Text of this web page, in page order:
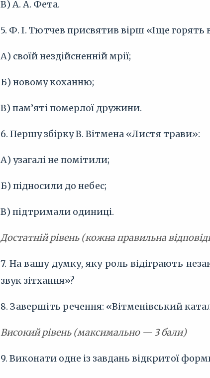
В) А. А. Фета.
5. Ф. І. Тютчев присвятив вірш «Іще горять
А) своїй нездійсненній мрії;
Б) новому коханню;
В) пам’яті померлої дружини.
6. Першу збірку В. Вітмена «Листя трави»:
А) узагалі не помітили;
Б) підносили до небес;
В) підтримали одиниці.
Достатній рівень (кожна правильна
7. На вашу думку, яку роль відіграють
звук зітхання»?
8. Завершіть речення: «Вітменівський
Високий рівень (максимально — 3 бали)
9. Виконати одне із завдань відкритої